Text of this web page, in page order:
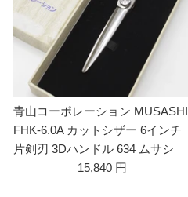
青山コーポレーション MUSASHI
FHK-6.0A カットシザー 6インチ
片剣刃 3Dハンドル 634 ムサシ
15,840 円